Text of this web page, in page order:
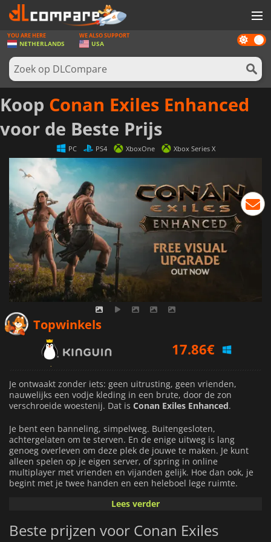
SPELLEN
GAME CARDS
SOFTWARE
REWARDS
NIEUWS
LOG IN OF REGISTREER
Dark
mode
YOU ARE HERE
NETHERLANDS
WE ALSO SUPPORT
USA
Koop Conan Exiles Enhanced
voor de Beste Prijs
PC PS4 XboxOne Xbox Series X
Topwinkels
18.27€
31.69€
Je ontwaakt zonder iets: geen uitrusting, geen vrienden,
nauwelijks een vodje kleding in een brute, door de zon
verschroeide woestenij. Dat is Conan Exiles Enhanced.
Je bent een banneling, simpelweg. Buitengesloten,
achtergelaten om te sterven. En de enige uitweg is lang
genoeg overleven om deze plek de jouwe te maken. Je kunt
alleen spelen op je eigen server, of spring in online
multiplayer met vrienden en vijanden gelijk. Hoe dan ook, je
begint met je twee handen en een heleboel lege ruimte.
Eerst schraap je bij elkaar. Dan bouw je. Een klein hutje wordt
maakt wapens, bouwt muren, en uiteindelijk bestuur je
volgelingen die daadwerkelijk in je basis leven — eten,
Lees verder
Beste prijzen voor Conan Exiles